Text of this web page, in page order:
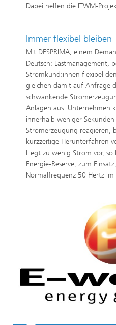
Dabei helfen die ITWM-
Immer flexibel bleiben
Mit DESPRIMA, einem
Deutsch: Lastmanagement,
Stromkund:innen flexibel
gleichen damit auf Anfrage
schwankende
Anlagen aus. Unternehmen
innerhalb weniger
Stromerzeugung reagieren,
kurzzeitige Herunterfahren
Liegt zu wenig Strom vor,
Energie-Reserve, zum
Normalfrequenz 50 Hertz